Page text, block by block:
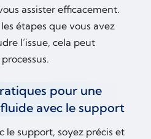
assister efficacement.
étapes que vous avez
l’issue, cela peut
pour une
avec le support
le support, soyez précis et